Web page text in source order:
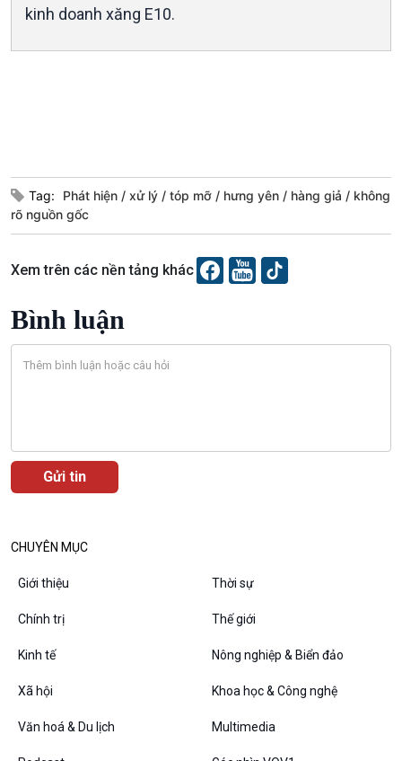
Tin Đời sống & Xã hội
Tin Văn hoá & Du lịch
Câu chuyện Thể thao
Podcast
10 phút Sự kiện - Luận bàn
Câu chuyện thời sự
Đối thoại
Chuyện đêm
kinh doanh xăng E10.
Tag: Phát hiện xử lý tóp mỡ hưng yên hàng giả
không
rõ nguồn gốc
Xem trên các nền tảng khác
Bình luận
CHUYÊN MỤC
Giới thiệu Thời sự
Chính trị Thế giới
Kinh tế Nông nghiệp & Biển đảo
Xã hội Khoa học & Công nghệ
Văn hoá & Du lịch Multimedia